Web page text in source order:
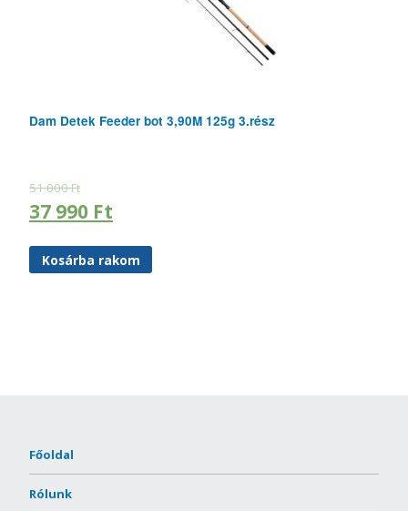
Dam Detek Feeder bot 3,90M 125g 3.rész
51 000Ft
37 990 Ft
Kosárba rakom
Főoldal
Rólunk